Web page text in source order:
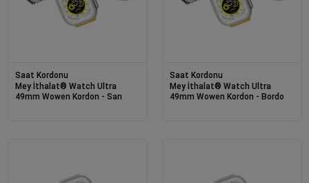
Saat Kordonu
Mey İthalat® Watch Ultra
49mm Wowen Kordon - Sarı
Saat Kordonu
Mey İthalat® Watch Ultra
49mm Wowen Kordon - Bordo